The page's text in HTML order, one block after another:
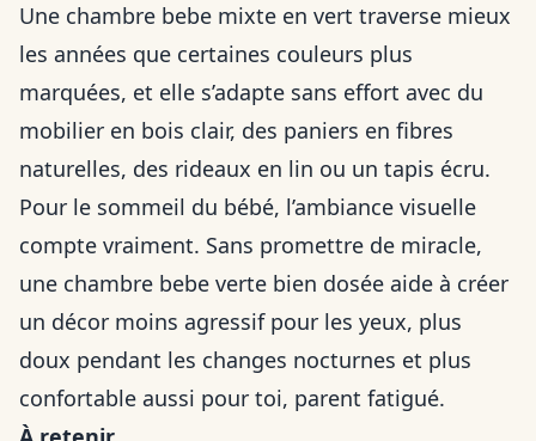
Une chambre bebe mixte en vert traverse mieux
les années que certaines couleurs plus
marquées, et elle s’adapte sans effort avec du
mobilier en bois clair, des paniers en fibres
naturelles, des rideaux en lin ou un tapis écru.
Pour le sommeil du bébé, l’ambiance visuelle
compte vraiment. Sans promettre de miracle,
une chambre bebe verte bien dosée aide à créer
un décor moins agressif pour les yeux, plus
doux pendant les changes nocturnes et plus
confortable aussi pour toi, parent fatigué.